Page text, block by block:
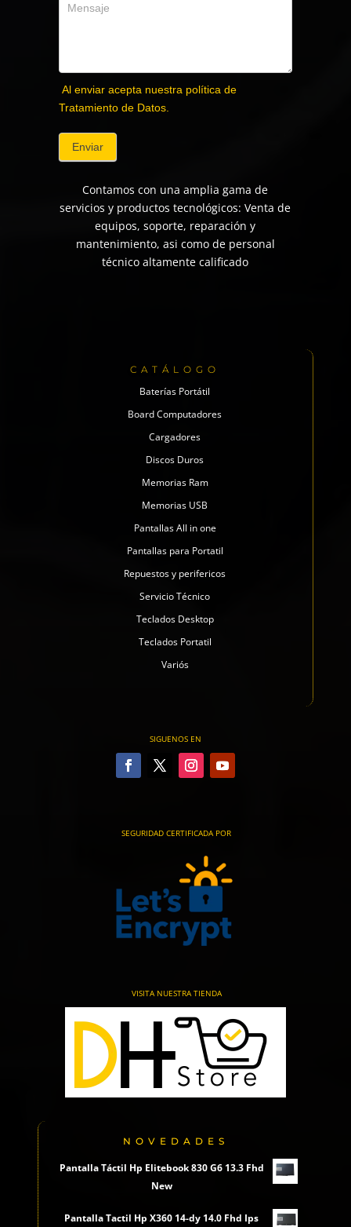
Al enviar acepta nuestra política de
Tratamiento de Datos.
Enviar
Contamos con una amplia gama de
servicios y productos tecnológicos: Venta de
equipos, soporte, reparación y
mantenimiento, asi como de personal
técnico altamente calificado
CATÁLOGO
Baterías Portátil
Board Computadores
Cargadores
Discos Duros
Memorias Ram
Memorias USB
Pantallas All in one
Pantallas para Portatil
Repuestos y perifericos
Servicio Técnico
Teclados Desktop
Teclados Portatil
Variós
SIGUENOS EN
SEGURIDAD CERTIFICADA POR
VISITA NUESTRA TIENDA
NOVEDADES
Pantalla Táctil Hp Elitebook 830 G6 13.3 Fhd
New
Pantalla Tactil Hp X360 14-dy 14.0 Fhd Ips